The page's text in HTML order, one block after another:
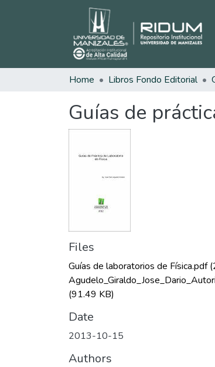
Home Libros Fondo Editorial
Guías de
Files
Guías de laboratorios de Física.pdf
(91.49 KB)
Date
2013-10-15
Authors